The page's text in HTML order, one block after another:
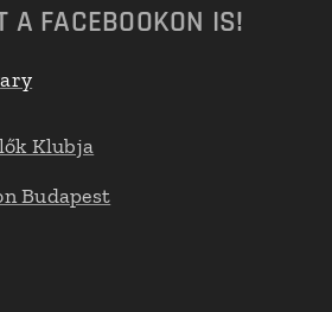
A FACEBOOKON IS!
Klubja
Budapest